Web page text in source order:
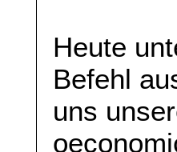
Heute
Befehl
uns